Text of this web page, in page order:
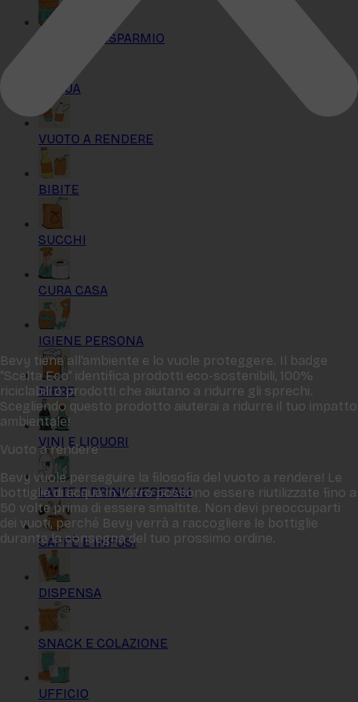
KIT MAXI RISPARMIO
ACQUA
VUOTO A RENDERE
BIBITE
SUCCHI
CURA CASA
IGIENE PERSONA
BIRRE
VINI E LIQUORI
LATTE E DRINK VEGETALI
CAFFÈ E INFUSI
DISPENSA
SNACK E COLAZIONE
UFFICIO
Bevy tiene all‘ambiente e lo vuole proteggere. Il badge
“Scelta Eco“ identifica prodotti eco-sostenibili, 100%
riciclabili o prodotti che aiutano a ridurre gli sprechi.
Scegliendo questo prodotto aiuterai a ridurre il tuo impatto
ambientale!
Vuoto a rendere
Bevy vuole perseguire la filosofia del vuoto a rendere! Le
bottiglie di acqua in vetro possono essere riutilizzate fino a
50 volte prima di essere smaltite. Non devi preoccuparti
dei vuoti, perché Bevy verrà a raccogliere le bottiglie
durante la consegna del tuo prossimo ordine.